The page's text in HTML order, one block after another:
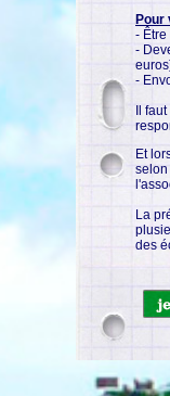
Pour
-
-
-
Il
Et
selon
La
des